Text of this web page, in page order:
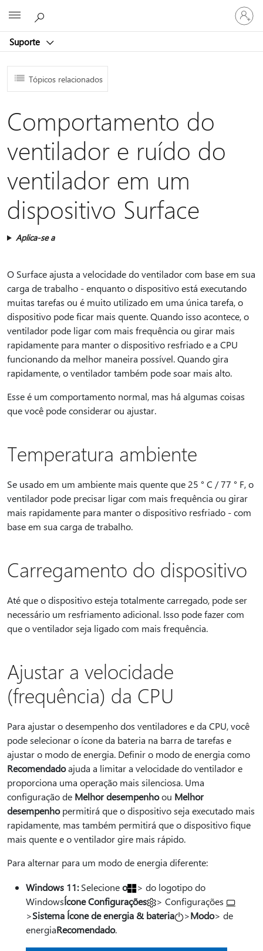
Suporte
Entre
em
sua
Tópicos relacionados
Comportamento do
ventilador e ruído do
ventilador em um
dispositivo Surface
Aplica-se a
O Surface ajusta a velocidade do ventilador com base em sua
carga de trabalho - enquanto o dispositivo está executando
muitas tarefas ou é muito utilizado em uma única tarefa, o
dispositivo pode ficar mais quente. Quando isso acontece, o
ventilador pode ligar com mais frequência ou girar mais
rapidamente para manter o dispositivo resfriado e a CPU
funcionando da melhor maneira possível. Quando gira
rapidamente, o ventilador também pode soar mais alto.
Esse é um comportamento normal, mas há algumas coisas
que você pode considerar ou ajustar.
Temperatura ambiente
Se usado em um ambiente mais quente que 25 ° C / 77 ° F, o
ventilador pode precisar ligar com mais frequência ou girar
mais rapidamente para manter o dispositivo resfriado - com
base em sua carga de trabalho.
Carregamento do dispositivo
Até que o dispositivo esteja totalmente carregado, pode ser
necessário um resfriamento adicional. Isso pode fazer com
que o ventilador seja ligado com mais frequência.
Ajustar a velocidade
(frequência) da CPU
Para ajustar o desempenho dos ventiladores e da CPU, você
pode selecionar o ícone da bateria na barra de tarefas e
ajustar o modo de energia. Definir o modo de energia como
Recomendadoajuda a limitar a velocidade do ventilador e
proporciona uma operação mais silenciosa. Uma
configuração de Melhor desempenhoou Melhor
desempenhopermitirá que o dispositivo seja executado mais
rapidamente, mas também permitirá que o dispositivo fique
mais quente e o ventilador gire mais rápido.
Para alternar para um modo de energia diferente:
Windows 11:Selecioneo
> do logotipo do
WindowsÍcone Configurações
> Configurações
>Sistema Ícone de energia & bateria >Modo> de
energiaRecomendado.